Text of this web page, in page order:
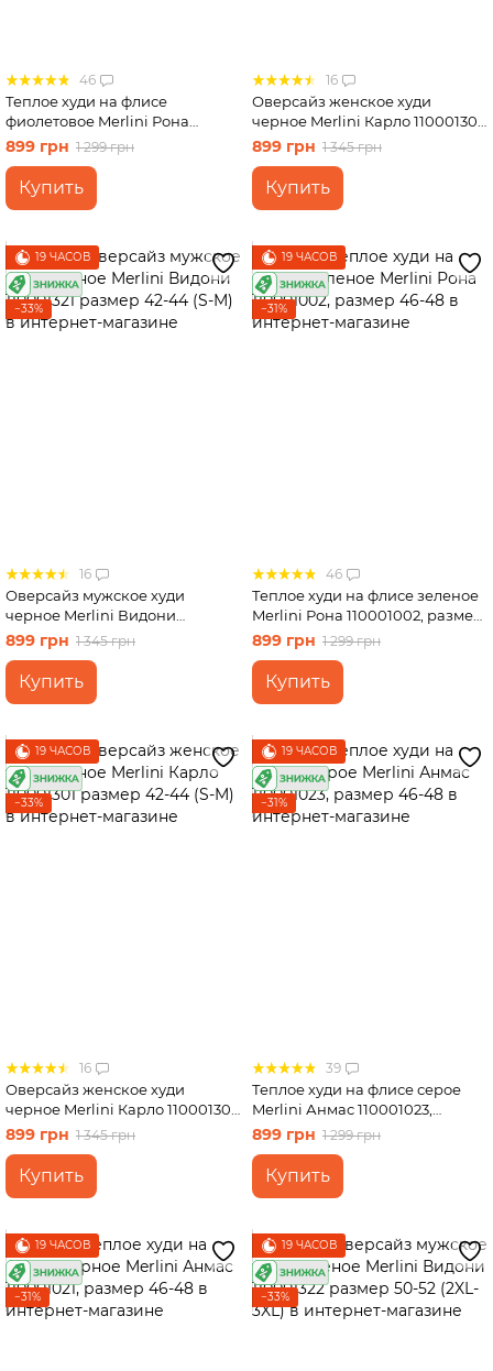
46
Теплое худи на флисе
фиолетовое Merlini Рона
110001005, размер 54-56
899 грн 1 299 грн
Купить
16
Оверсайз женское худи
черное Merlini Карло 110001301
размер 46-48 (L-XL)
899 грн 1 345 грн
Купить
19 ЧАСОВ
−33%
16
Оверсайз мужское худи
черное Merlini Видони
110001321 размер 42-44 (S-M)
899 грн 1 345 грн
Купить
19 ЧАСОВ
−31%
46
Теплое худи на флисе зеленое
Merlini Рона 110001002, размер
46-48
899 грн 1 299 грн
Купить
19 ЧАСОВ
−33%
16
Оверсайз женское худи
черное Merlini Карло 110001301
размер 42-44 (S-M)
899 грн 1 345 грн
Купить
19 ЧАСОВ
−31%
39
Теплое худи на флисе серое
Merlini Анмас 110001023,
размер 46-48
899 грн 1 299 грн
Купить
19 ЧАСОВ
−31%
19 ЧАСОВ
−33%